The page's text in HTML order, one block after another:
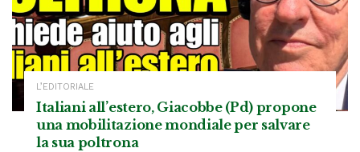
L’EDITORIALE
Italiani all’estero, Giacobbe (Pd) propone
una mobilitazione mondiale per salvare
la sua poltrona